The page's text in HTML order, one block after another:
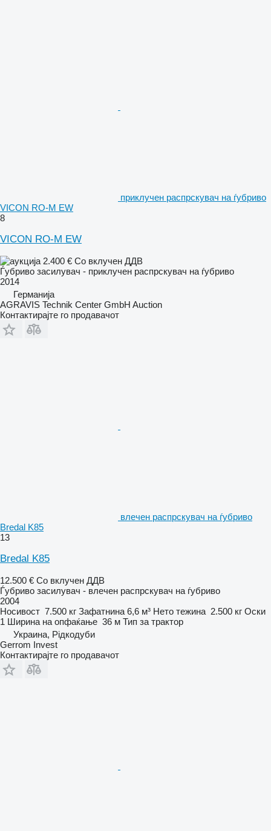
приклучен распрскувач на ѓубриво
VICON RO-M EW
8
VICON RO-M EW
2.400 € Со вклучен ДДВ
Ѓубриво засилувач - приклучен распрскувач на ѓубриво
2014
Германија
AGRAVIS Technik Center GmbH Auction
Контактирајте го продавачот
влечен распрскувач на ѓубриво
Bredal K85
13
Bredal K85
12.500 € Со вклучен ДДВ
Ѓубриво засилувач - влечен распрскувач на ѓубриво
2004
Носивост 7.500 кг Зафатнина 6,6 м³ Нето тежина 2.500 кг Оски
1 Ширина на опфаќање 36 м Тип за трактор
Украина, Рідкодуби
Gerrom Invest
Контактирајте го продавачот